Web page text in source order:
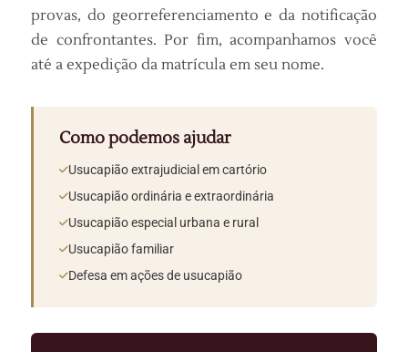
provas, do georreferenciamento e da notificação
de confrontantes. Por fim, acompanhamos você
até a expedição da matrícula em seu nome.
Como podemos ajudar
Usucapião extrajudicial em cartório
Usucapião ordinária e extraordinária
Usucapião especial urbana e rural
Usucapião familiar
Defesa em ações de usucapião